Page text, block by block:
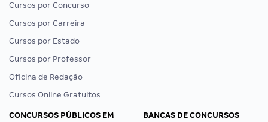
Cursos por Concurso
Cursos por Carreira
Cursos por Estado
Cursos por Professor
Oficina de Redação
Cursos Online Gratuitos
CONCURSOS PÚBLICOS EM
BANCAS DE CONCURSOS